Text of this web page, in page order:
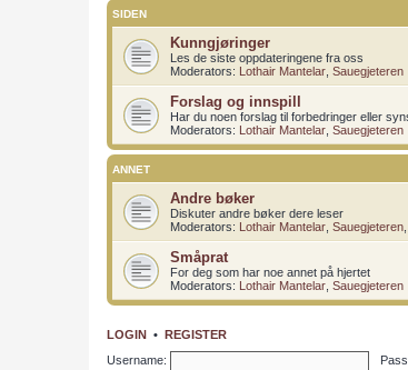
SIDEN
Kunngjøringer
Les de siste oppdateringene fra oss
Moderators: Lothair Mantelar Sauegjeteren
Forslag og innspill
Har du noen forslag til forbedringer eller
Moderators: Lothair Mantelar Sauegjeteren
ANNET
Andre bøker
Diskuter andre bøker dere leser
Moderators: Lothair Mantelar Sauegjeteren
Småprat
For deg som har noe annet på hjertet
Moderators: Lothair Mantelar Sauegjeteren
LOGIN • REGISTER
Username: